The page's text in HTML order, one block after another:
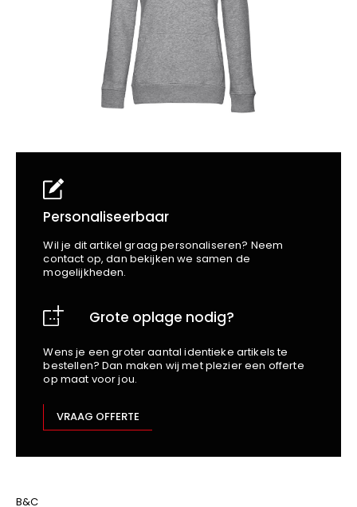
BusinessWellnessKapper
Beechfield
Blakläder
Claude
Edge Safety
Harvest
Heckel
Hydrowear
Jassz
Kariban
M-Safe
OXXA
Premier
Personaliseerbaar
Wil je dit artikel graag personaliseren? Neem
contact op, dan bekijken we samen de
mogelijkheden.
Grote oplage nodig?
Wens je een groter aantal identieke artikels te
bestellen? Dan maken wij met plezier een offerte
op maat voor jou.
VRAAG OFFERTE
B&C